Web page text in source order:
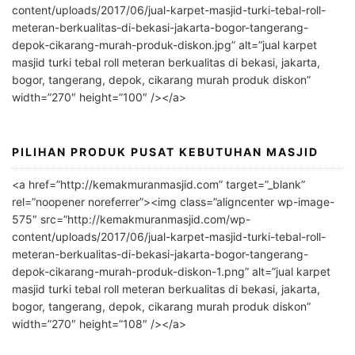
n
a
t
i
v
content/uploads/2017/06/jual-karpet-masjid-turki-tebal-roll-
meteran-berkualitas-di-bekasi-jakarta-bogor-tangerang-
depok-cikarang-murah-produk-diskon.jpg” alt=”jual karpet
masjid turki tebal roll meteran berkualitas di bekasi, jakarta,
bogor, tangerang, depok, cikarang murah produk diskon”
width=”270″ height=”100″ /></a>
PILIHAN PRODUK PUSAT KEBUTUHAN MASJID
<a href=”http://kemakmuranmasjid.com” target=”_blank”
rel=”noopener noreferrer”><img class=”aligncenter wp-image-
575″ src=”http://kemakmuranmasjid.com/wp-
content/uploads/2017/06/jual-karpet-masjid-turki-tebal-roll-
meteran-berkualitas-di-bekasi-jakarta-bogor-tangerang-
depok-cikarang-murah-produk-diskon-1.png” alt=”jual karpet
masjid turki tebal roll meteran berkualitas di bekasi, jakarta,
bogor, tangerang, depok, cikarang murah produk diskon”
width=”270″ height=”108″ /></a>